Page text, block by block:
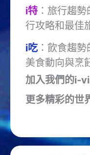
i特：旅行趨勢
行攻略和最佳
i吃：飲食趨勢
美食動向與烹
加入我們的i-
更多精彩的世